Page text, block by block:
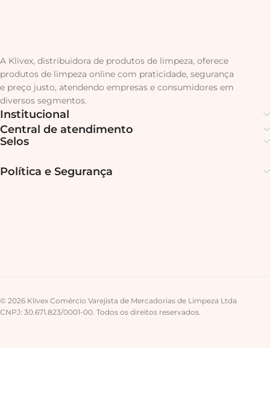
A Klivex, distribuidora de produtos de limpeza, oferece
produtos de limpeza online com praticidade, segurança
e preço justo, atendendo empresas e consumidores em
diversos segmentos.
Institucional
Central de atendimento
Selos
Política e Segurança
© 2026 Klivex Comércio Varejista de Mercadorias de Limpeza Ltda
CNPJ: 30.671.823/0001-00. Todos os direitos reservados.